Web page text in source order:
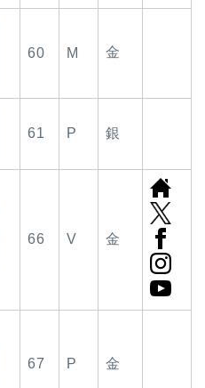
60 M 金
61 P 銀
66 V 金
67 P 金